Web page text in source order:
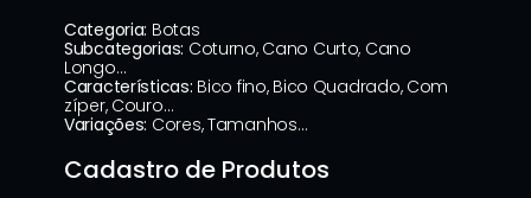
Categoria: Botas
Subcategorias: Coturno, Cano Curto, Cano
Longo…
Características: Bico fino, Bico Quadrado, Com
zíper, Couro…
Variações: Cores, Tamanhos…
Cadastro de Produtos